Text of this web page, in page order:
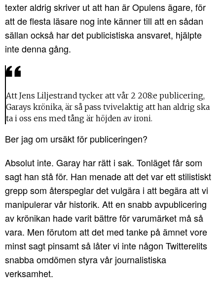
texter aldrig skriver ut att han är Opulens ägare, för
att de flesta läsare nog inte känner till att en sådan
sällan också har det publicistiska ansvaret, hjälpte
inte denna gång.
Att Jens Liljestrand tycker att vår 2 208:e publicering,
Garays krönika, är så pass tvivelaktig att han aldrig ska
ta i oss ens med tång är höjden av ironi.
Ber jag om ursäkt för publiceringen?
Absolut inte. Garay har rätt i sak. Tonläget får som
sagt han stå för. Han menade att det var ett stilistiskt
grepp som återspeglar det vulgära i att begära att vi
manipulerar vår historik. Att en snabb avpublicering
av krönikan hade varit bättre för varumärket må så
vara. Men förutom att det med tanke på ämnet vore
minst sagt pinsamt så låter vi inte någon Twitterelits
snabba omdömen styra vår journalistiska
verksamhet.